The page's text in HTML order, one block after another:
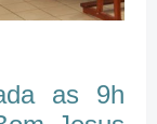
as 9h